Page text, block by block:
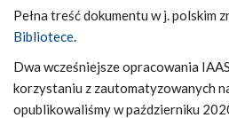
Pełna treść dokumentu w j. polskim
Bibliotece.
Dwa wcześniejsze opracowania
korzystaniu z zautomatyzowanych
opublikowaliśmy w październiku